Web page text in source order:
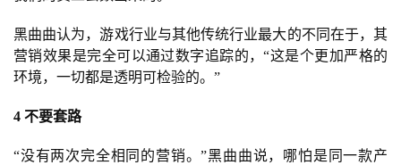
上
海
站
黑曲曲认为，游戏行业与其他传统行业最大的不同在于，其
营销效果是完全可以通过数字追踪的，“这是个更加严格的
环境，一切都是透明可检验的。”
4 不要套路
“没有两次完全相同的营销。”黑曲曲说，哪怕是同一款产